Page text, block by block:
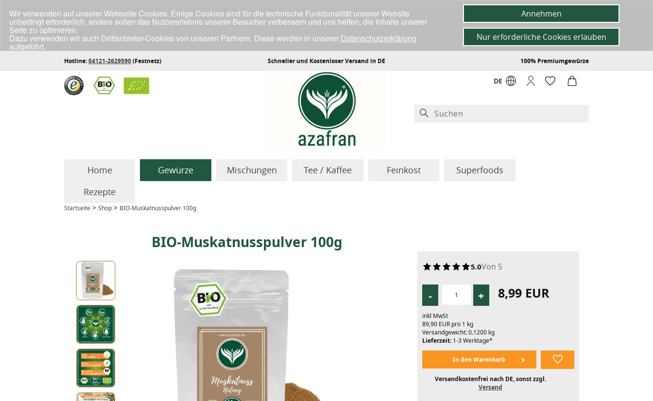
Hotline:04121-2629590(Festnetz) Schneller und Kostenloser Versand in DE 100% Premiumgewürze
DE
Home Gewürze Mischungen Tee / Kaffee Feinkost
Superfoods
Rezepte
Startseite > Shop > BIO-Muskatnusspulver 100g
BIO-Muskatnusspulver 100g
5.0Von 5
- + 8,99 EUR
inkl MwSt
89,90 EUR pro 1 kg
Versandgewicht: 0.1200 kg
Lieferzeit:1-3 Werktage*
Versandkostenfrei nach DE, sonst zzgl.
Versand
Wir verwenden auf unserer Webseite Cookies. Einige Cookies sind für die technische Funktionalität unserer Website
unbedingt erforderlich, andere sollen das Nutzererlebnis unserer Besucher verbessern und uns helfen, die Inhalte unserer
Seite zu optimieren.
Dazu verwenden wir auch Drittanbieter-Cookies von unseren Partnern. Diese werden in unserer Datenschutzerklärung
aufgeführt.
Klicke unten auf "Annehmen", wenn du mit der Verwendung aller Cookies einverstanden bist.
Annehmen
Nur erforderliche Cookies erlauben